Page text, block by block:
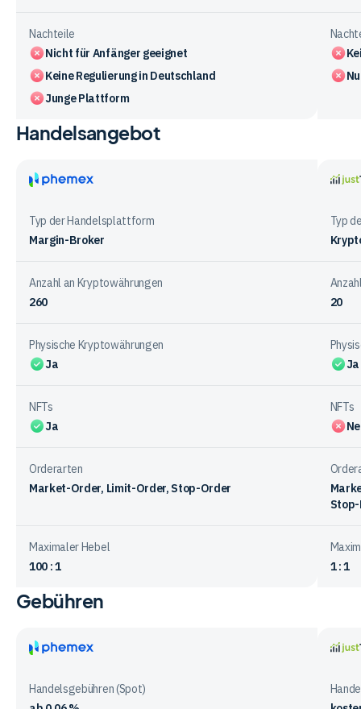
Nachteile
Nicht für Anfänger geeignet
Keine Regulierung in Deutschland
Junge Plattform
Vergleichstabelle
den
Vorteile
Nachteile
der
Handelsangebot
Typ der Handelsplattform
Margin-Broker
Typ
Anzahl an Kryptowährungen
260
20
Physische Kryptowährungen
Ja
Ja
NFTs
Ja
NFTs
Orderarten
Market-Order, Limit-Order, Stop-Order
Maximaler Hebel
100 : 1
1 : 1
Vergleichstabelle
Handelsangebot
bei
Anbietern
Gebühren
Handelsgebühren (Spot)